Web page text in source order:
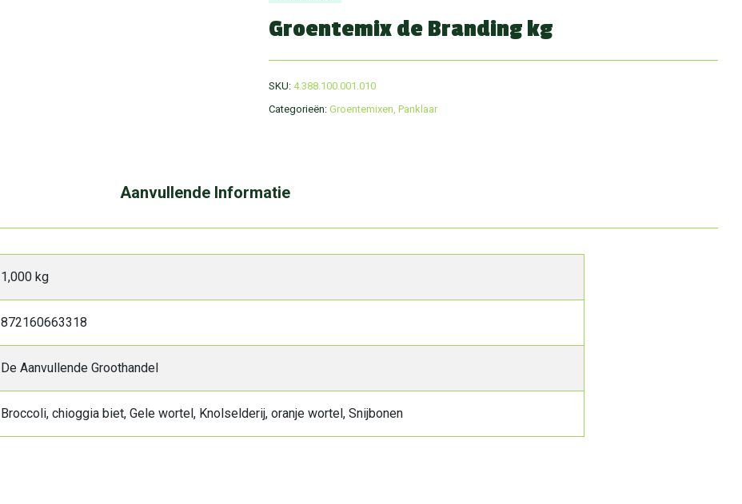
Groentemix de Branding kg
SKU: 4.388.100.001.010
Categorieën: Groentemixen Panklaar
Aanvullende Informatie
1,000 kg
872160663318
De Aanvullende Groothandel
Broccoli, chioggia biet, Gele wortel, Knolselderij, oranje wortel, Snijbonen